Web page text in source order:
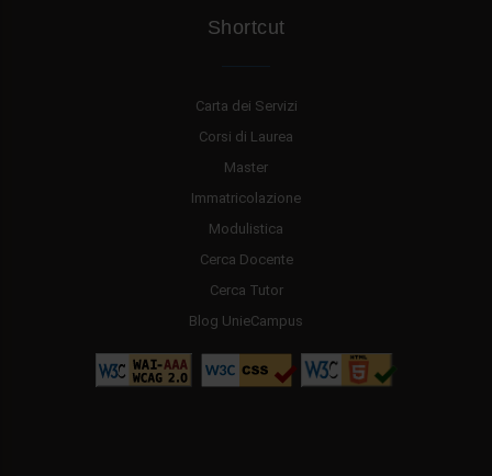
Shortcut
Carta dei Servizi
Corsi di Laurea
Master
Immatricolazione
Modulistica
Cerca Docente
Cerca Tutor
Blog UnieCampus